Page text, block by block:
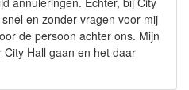
en zonder vragen voor mij
de persoon achter ons. Mijn
Hall gaan en het daar